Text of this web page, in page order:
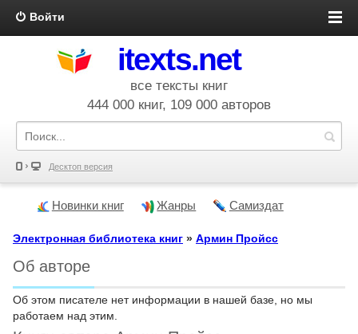
Войти
itexts.net
все тексты книг
444 000 книг, 109 000 авторов
Десктоп версия
Новинки книг Жанры Самиздат
Электронная библиотека книг » Армин Пройсс
Об авторе
Об этом писателе нет информации в нашей базе, но мы
работаем над этим.